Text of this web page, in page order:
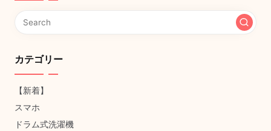
カテゴリー
【新着】
スマホ
ドラム式洗濯機